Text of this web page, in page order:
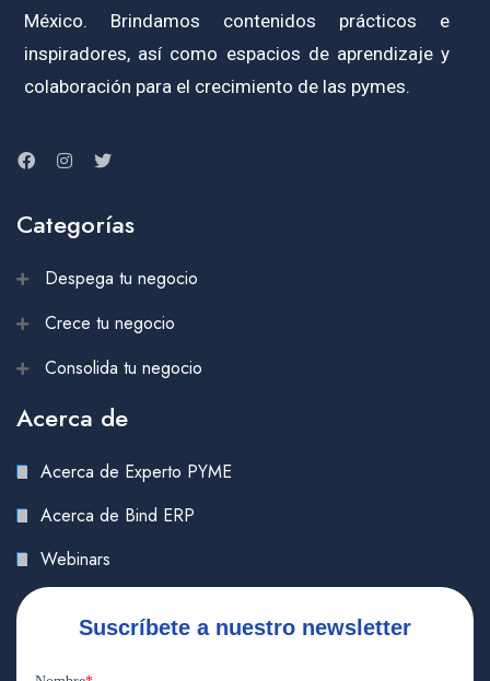
México. Brindamos contenidos prácticos e
inspiradores, así como espacios de aprendizaje y
colaboración para el crecimiento de las pymes.
Categorías
Despega tu negocio
Crece tu negocio
Consolida tu negocio
Acerca de
Acerca de Experto PYME
Acerca de Bind ERP
Webinars
Suscríbete a nuestro newsletter